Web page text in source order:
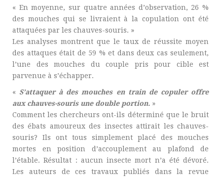
« En moyenne, sur quatre années d’observation, 26 %
des mouches qui se livraient à la copulation ont été
attaquées par les chauves-souris. »
Les analyses montrent que le taux de réussite moyen
des attaques était de 59 % et dans deux cas seulement,
l’une des mouches du couple pris pour cible est
parvenue à s’échapper.
« S’attaquer à des mouches en train de copuler offre
aux chauves-souris une double portion. »
Comment les chercheurs ont-ils déterminé que le bruit
des ébats amoureux des insectes attirait les chauves-
souris? Ils ont tous simplement placé des mouches
mortes en position d’accouplement au plafond de
l’étable. Résultat : aucun insecte mort n’a été dévoré.
Les auteurs de ces travaux publiés dans la revue